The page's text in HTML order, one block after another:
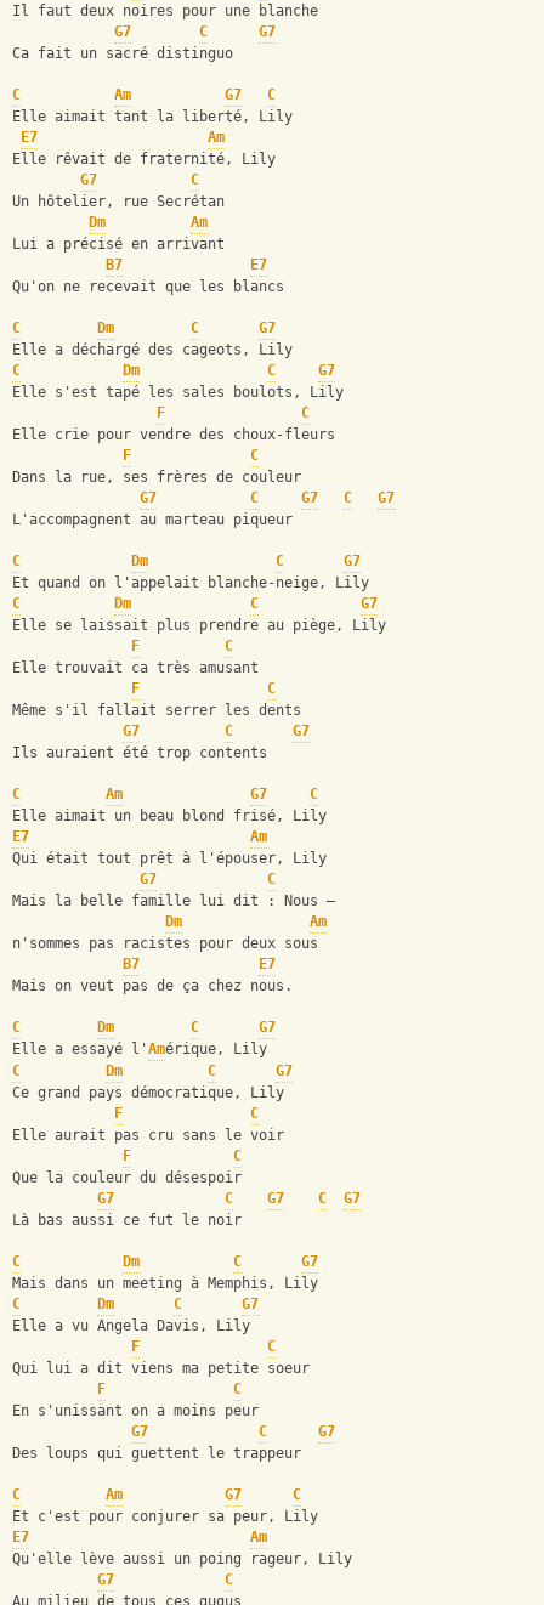
Il faut deux noires pour une blanche
G7
C
G7
Ca fait un sacré distinguo
C Am G7
C
Elle aimait tant la liberté, Lily
E7
Am
Elle rêvait de fraternité, Lily
G7
C
Un hôtelier, rue Secrétan
Dm
Am
Lui a précisé en arrivant
B7
E7
Qu'on ne recevait que les blancs
C Dm C
G7
Elle a déchargé des cageots, Lily
C
Dm C
G7
Elle s'est tapé les sales boulots, Lily
F
C
Elle crie pour vendre des choux-fleurs
F
C
Dans la rue, ses frères de couleur
G7
C G7 C
G7
L'accompagnent au marteau piqueur
C Dm C
G7
Et quand on l'appelait blanche-neige, Lily
C
Dm C
G7
Elle se laissait plus prendre au piège, Lily
F
C
Elle trouvait ca très amusant
F
C
Même s'il fallait serrer les dents
G7
C
G7
Ils auraient été trop contents
C Am G7
C
Elle aimait un beau blond frisé, Lily
E7
Am
Qui était tout prêt à l'épouser, Lily
G7
C
Mais la belle famille lui dit : Nous —
Dm
Am
n'sommes pas racistes pour deux sous
B7
E7
Mais on veut pas de ça chez nous.
C Dm C
G7
Elle a essayé l' Amérique, Lily
C
Dm C
G7
Ce grand pays démocratique, Lily
F
C
Elle aurait pas cru sans le voir
F
C
Que la couleur du désespoir
G7
C G7 C
G7
Là bas aussi ce fut le noir
C Dm C
G7
Mais dans un meeting à Memphis, Lily
C
Dm C
G7
Elle a vu Angela Davis, Lily
F
C
Qui lui a dit viens ma petite soeur
F
C
En s'unissant on a moins peur
G7
C
G7
Des loups qui guettent le trappeur
C Am G7
C
Et c'est pour conjurer sa peur, Lily
E7
Am
Qu'elle lève aussi un poing rageur, Lily
G7
C